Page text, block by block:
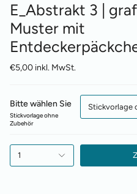
E_Abstrakt 3 |
Muster mit
€5,00 inkl. MwSt.
Bitte wählen Sie
Stickvorlage ohne
Zubehör
Stickvorlage
1